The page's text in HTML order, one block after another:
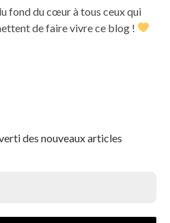
fond du cœur à tous ceux qui
de faire vivre ce blog !
des nouveaux articles